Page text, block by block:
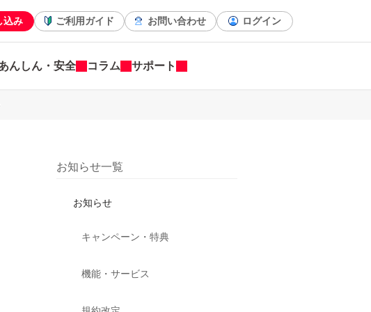
込み ご利用ガイド お問い合わせ ログイン
んしん・安全 コラム サポート
お知らせ一覧
お知らせ
キャンペーン・特典
機能・サービス